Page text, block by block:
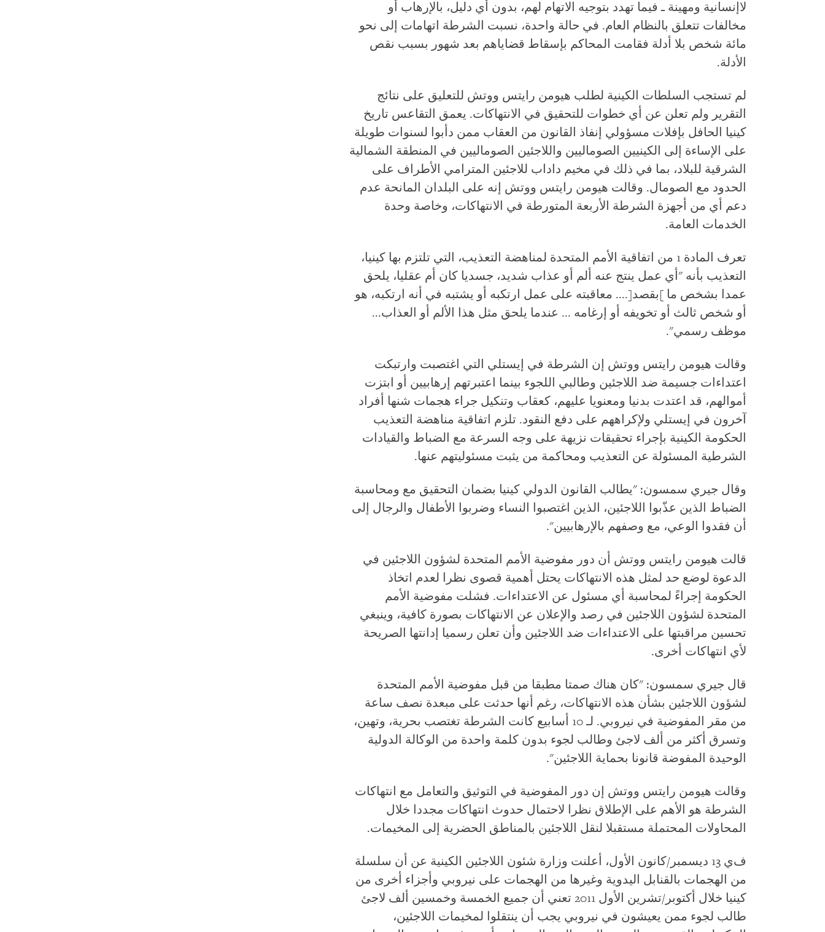
لاإنسانية ومهينة ـ فيما تهدد بتوجيه الاتهام لهم، بدون أي دليل، بالإرهاب أو
مخالفات تتعلق بالنظام العام. في حالة واحدة، نسبت الشرطة اتهامات إلى نحو
مائة شخص بلا أدلة فقامت المحاكم بإسقاط قضاياهم بعد شهور بسبب نقص
الأدلة.
لم تستجب السلطات الكينية لطلب هيومن رايتس ووتش للتعليق على نتائج
التقرير ولم تعلن عن أي خطوات للتحقيق في الانتهاكات. يعمق التقاعس تاريخ
كينيا الحافل بإفلات مسؤولي إنفاذ القانون من العقاب ممن دأبوا لسنوات طويلة
على الإساءة إلى الكينيين الصوماليين واللاجئين الصوماليين في المنطقة الشمالية
الشرقية للبلاد، بما في ذلك في مخيم داداب للاجئين المترامي الأطراف على
الحدود مع الصومال. وقالت هيومن رايتس ووتش إنه على البلدان المانحة عدم
دعم أي من أجهزة الشرطة الأربعة المتورطة في الانتهاكات، وخاصة وحدة
الخدمات العامة.
تعرف المادة 1 من اتفاقية الأمم المتحدة لمناهضة التعذيب، التي تلتزم بها كينيا،
التعذيب بأنه "أي عمل ينتج عنه ألم أو عذاب شديد، جسديا كان أم عقليا، يلحق
عمدا بشخص ما ]بقصد[.... معاقبته على عمل ارتكبه أو يشتبه في أنه ارتكبه، هو
أو شخص ثالث أو تخويفه أو إرغامه ... عندما يلحق مثل هذا الألم أو العذاب...
موظف رسمي".
وقالت هيومن رايتس ووتش إن الشرطة في إيستلي التي اغتصبت وارتبكت
اعتداءات جسيمة ضد اللاجئين وطالبي اللجوء بينما اعتبرتهم إرهابيين أو ابتزت
أموالهم، قد اعتدت بدنيا ومعنويا عليهم، كعقاب وتنكيل جراء هجمات شنها أفراد
آخرون في إيستلي ولإكراههم على دفع النقود. تلزم اتفاقية مناهضة التعذيب
الحكومة الكينية بإجراء تحقيقات نزيهة على وجه السرعة مع الضباط والقيادات
الشرطية المسئولة عن التعذيب ومحاكمة من يثبت مسئوليتهم عنها.
وقال جيري سمسون: "يطالب القانون الدولي كينيا بضمان التحقيق مع ومحاسبة
الضباط الذين عذّبوا اللاجئين، الذين اغتصبوا النساء وضربوا الأطفال والرجال إلى
أن فقدوا الوعي، مع وصفهم بالإرهابيين".
قالت هيومن رايتس ووتش أن دور مفوضية الأمم المتحدة لشؤون اللاجئين في
الدعوة لوضع حد لمثل هذه الانتهاكات يحتل أهمية قصوى نظرا لعدم اتخاذ
الحكومة إجراءً لمحاسبة أي مسئول عن الاعتداءات. فشلت مفوضية الأمم
المتحدة لشؤون اللاجئين في رصد والإعلان عن الانتهاكات بصورة كافية، وينبغي
تحسين مراقبتها على الاعتداءات ضد اللاجئين وأن تعلن رسميا إدانتها الصريحة
لأي انتهاكات أخرى.
قال جيري سمسون: "كان هناك صمتا مطبقا من قبل مفوضية الأمم المتحدة
لشؤون اللاجئين بشأن هذه الانتهاكات، رغم أنها حدثت على مبعدة نصف ساعة
من مقر المفوضية في نيروبي. لـ 10 أسابيع كانت الشرطة تغتصب بحرية، وتهين،
وتسرق أكثر من ألف لاجئ وطالب لجوء بدون كلمة واحدة من الوكالة الدولية
الوحيدة المفوضة قانونا بحماية اللاجئين".
وقالت هيومن رايتس ووتش إن دور المفوضية في التوثيق والتعامل مع انتهاكات
الشرطة هو الأهم على الإطلاق نظرا لاحتمال حدوث انتهاكات مجددا خلال
المحاولات المحتملة مستقبلا لنقل اللاجئين بالمناطق الحضرية إلى المخيمات.
ف
ي 13 ديسمبر/كانون الأول، أعلنت وزارة شئون اللاجئين الكينية عن أن سلسلة
من الهجمات بالقنابل اليدوية وغيرها من الهجمات على نيروبي وأجزاء أخرى من
كينيا خلال أكتوبر/تشرين الأول 2011 تعني أن جميع الخمسة وخمسين ألف لاجئ
طالب لجوء ممن يعيشون في نيروبي يجب أن ينتقلوا لمخيمات اللاجئين،